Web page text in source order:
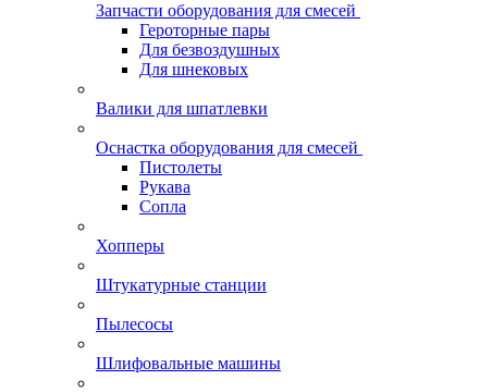
Запчасти оборудования для смесей
Героторные пары
Для безвоздушных
Для шнековых
Валики для шпатлевки
Оснастка оборудования для смесей
Пистолеты
Рукава
Сопла
Хопперы
Штукатурные станции
Пылесосы
Шлифовальные машины